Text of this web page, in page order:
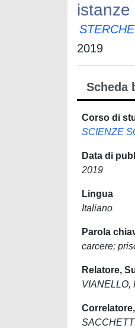
2019
Scheda
Corso di
SCIENZE
Data di
2019
Lingua
Italiano
Parola
carcere;
Relatore,
VIANELLO,